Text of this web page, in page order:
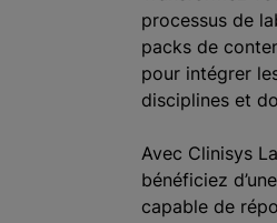
processus de
packs de
pour intégrer
disciplines et
Avec Clinisys
bénéficiez
capable de